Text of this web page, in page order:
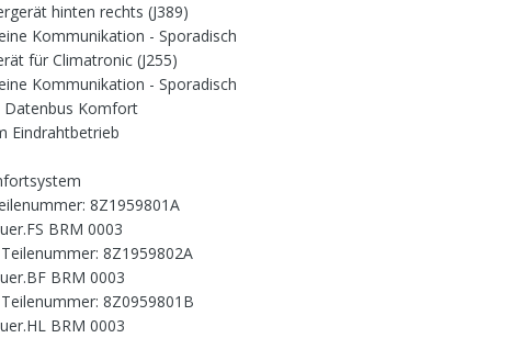
hinten rechts (J389)
- Sporadisch
für Climatronic (J255)
- Sporadisch
Datenbus Komfort
8Z1959801A
BRM 0003
8Z1959802A
BRM 0003
8Z0959801B
BRM 0003